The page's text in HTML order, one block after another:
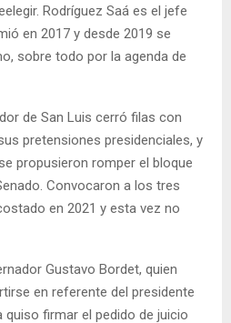
Rodríguez Saá es el jefe
en 2017 y desde 2019 se
sobre todo por la agenda de
de San Luis cerró filas con
pretensiones presidenciales, y
propusieron romper el bloque
Convocaron a los tres
en 2021 y esta vez no
Gustavo Bordet, quien
en referente del presidente
firmar el pedido de juicio